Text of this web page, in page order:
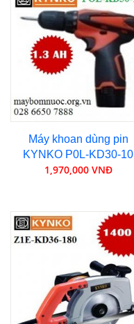
Máy khoan dùng pin
KYNKO P0L-KD30-10
1,970,000 VNĐ